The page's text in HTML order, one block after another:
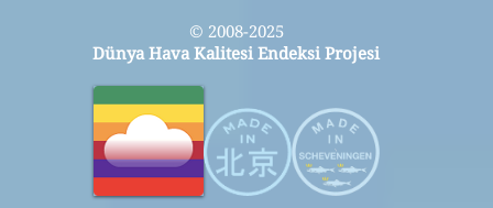
© 2008-2025
Dünya Hava Kalitesi Endeksi Projesi